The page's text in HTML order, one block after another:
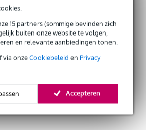
15 partners (sommige bevinden zich
buiten onze website te volgen,
en relevante aanbiedingen tonen.
via onzeCookiebeleid en Privacy
Accepteren